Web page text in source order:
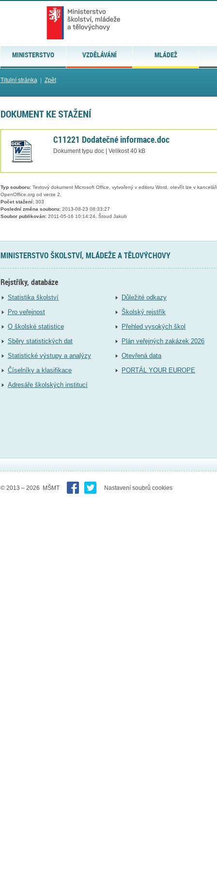
MINISTERSTVO VZDĚLÁVÁNÍ MLÁDEŽ
Titulní stránka| Zpět
DOKUMENT KE STAŽENÍ
C11221 Dodatečné informace.doc
Dokument typu doc | Velikost 40 kB
Typ souboru:Textový dokument Microsoft Office, vytvořený v editoru Word, otevřít lze v
OpenOffice.org od verze 2.
Počet stažení:303
Poslední změna souboru:2013-08-23 08:33:27
Soubor publikován:2011-05-16 10:14:24, Štoud Jakub
MINISTERSTVO ŠKOLSTVÍ, MLÁDEŽE A TĚLOVÝCHOVY
Rejstříky, databáze
Statistika školství
Pro veřejnost
O školské statistice
Sběry statistických dat
Statistické výstupy a analýzy
Číselníky a klasifikace
Adresáře školských institucí
Důležité odkazy
Školský rejstřík
Přehled vysokých škol
Plán veřejných zakázek 2026
Otevřená data
PORTÁL YOUR EUROPE
© 2013 – 2026 MŠMT Nastavení soubrů cookies